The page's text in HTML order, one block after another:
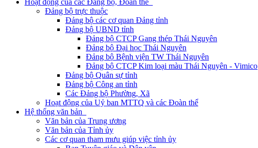
Hoạt động của các Đảng bộ, Đoàn thể
Đảng bộ trực thuộc
Đảng bộ các cơ quan Đảng tỉnh
Đảng bộ UBND tỉnh
Đảng bộ CTCP Gang thép Thái Nguyên
Đảng bộ Đại học Thái Nguyên
Đảng bộ Bệnh viện TW Thái Nguyên
Đảng bộ CTCP Kim loại màu Thái Nguyên - Vimico
Đảng bộ Quân sự tỉnh
Đảng bộ Công an tỉnh
Các Đảng bộ Phường, Xã
Hoạt động của Uỷ ban MTTQ và các Đoàn thể
Hệ thống văn bản
Văn bản của Trung ương
Văn bản của Tỉnh ủy
Các cơ quan tham mưu giúp việc tỉnh ủy